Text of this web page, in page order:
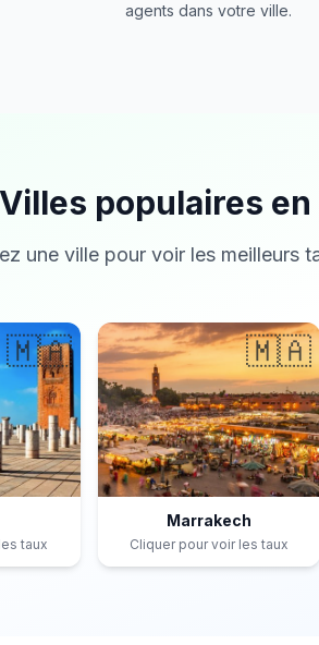
agents dans votre ville.
Villes populaires
une ville pour voir les meilleurs
🇲🇦
taux
🇲🇦
Marrakech
Cliquer pour voir les taux